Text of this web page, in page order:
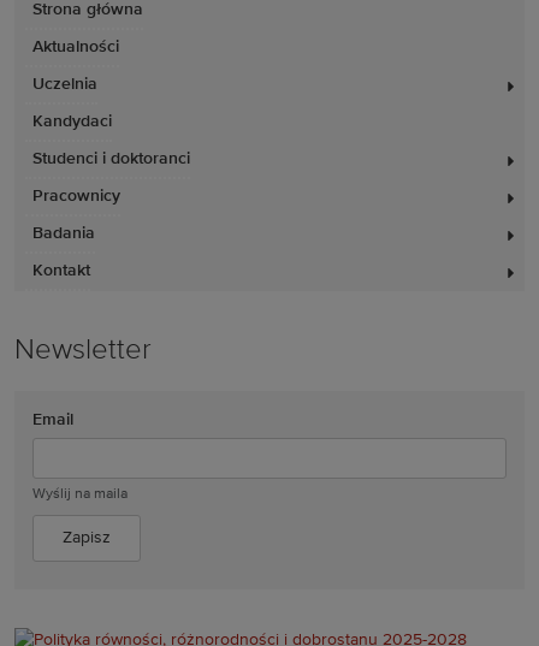
Strona główna
Aktualności
Uczelnia
Kandydaci
Studenci i doktoranci
Pracownicy
Badania
Kontakt
Newsletter
Email
Wyślij na maila